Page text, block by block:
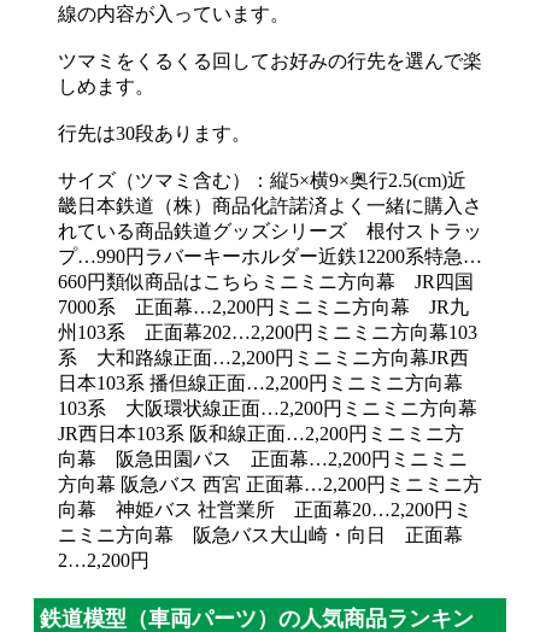
線の内容が入っています。
ツマミをくるくる回してお好みの行先を選んで楽
しめます。
行先は30段あります。
サイズ（ツマミ含む）：縦5×横9×奥行2.5(cm)近
畿日本鉄道（株）商品化許諾済よく一緒に購入さ
れている商品鉄道グッズシリーズ 根付ストラッ
プ…990円ラバーキーホルダー近鉄12200系特急…
660円類似商品はこちらミニミニ方向幕 JR四国
7000系 正面幕…2,200円ミニミニ方向幕 JR九
州103系 正面幕202…2,200円ミニミニ方向幕103
系 大和路線正面…2,200円ミニミニ方向幕JR西
日本103系 播但線正面…2,200円ミニミニ方向幕
103系 大阪環状線正面…2,200円ミニミニ方向幕
JR西日本103系 阪和線正面…2,200円ミニミニ方
向幕 阪急田園バス 正面幕…2,200円ミニミニ
方向幕 阪急バス 西宮 正面幕…2,200円ミニミニ方
向幕 神姫バス 社営業所 正面幕20…2,200円ミ
ニミニ方向幕 阪急バス大山崎・向日 正面幕
2…2,200円
鉄道模型（車両パーツ）の人気商品ランキン